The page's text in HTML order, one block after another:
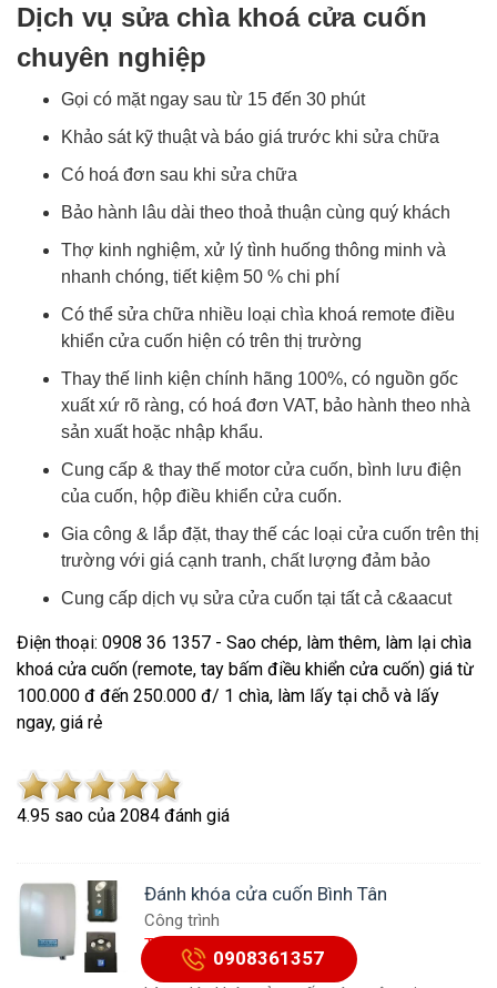
Dịch vụ sửa chìa khoá cửa cuốn
chuyên nghiệp
Gọi có mặt ngay sau từ 15 đến 30 phút
Khảo sát kỹ thuật và báo giá trước khi sửa chữa
Có hoá đơn sau khi sửa chữa
Bảo hành lâu dài theo thoả thuận cùng quý khách
Thợ kinh nghiệm, xử lý tình huống thông minh và
nhanh chóng, tiết kiệm 50 % chi phí
Có thể sửa chữa nhiều loại chìa khoá remote điều
khiển cửa cuốn hiện có trên thị trường
Thay thế linh kiện chính hãng 100%, có nguồn gốc
xuất xứ rõ ràng, có hoá đơn VAT, bảo hành theo nhà
sản xuất hoặc nhập khẩu.
Cung cấp & thay thế motor cửa cuốn, bình lưu điện
của cuốn, hộp điều khiển cửa cuốn.
Gia công & lắp đặt, thay thế các loại cửa cuốn trên thị
trường với giá cạnh tranh, chất lượng đảm bảo
Cung cấp dịch vụ sửa cửa cuốn tại tất cả c&aacut
Điện thoại: 0908 36 1357 - Sao chép, làm thêm, làm lại chìa
khoá cửa cuốn (remote, tay bấm điều khiển cửa cuốn) giá từ
100.000 đ đến 250.000 đ/ 1 chìa, làm lấy tại chỗ và lấy
ngay, giá rẻ
4.95 sao của 2084 đánh giá
Đánh khóa cửa cuốn Bình Tân
Công trình
Tư vấn miễn phí
0908361357
0908361357